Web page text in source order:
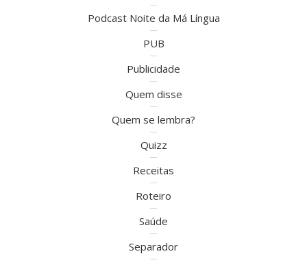
Podcast Noite da Má Língua
PUB
Publicidade
Quem disse
Quem se lembra?
Quizz
Receitas
Roteiro
Saúde
Separador